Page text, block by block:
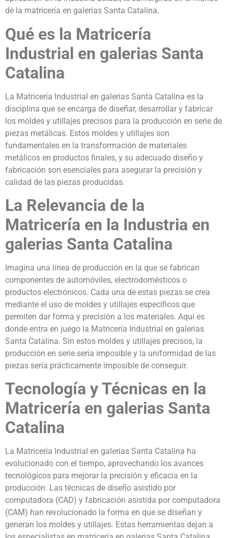
de la matricería en galerias Santa Catalina.
Qué es la Matricería
Industrial en galerias Santa
Catalina
La Matricería Industrial en galerias Santa Catalina es la
disciplina que se encarga de diseñar, desarrollar y fabricar
los moldes y utillajes precisos para la producción en serie de
piezas metálicas. Estos moldes y utillajes son
fundamentales en la transformación de materiales
metálicos en productos finales, y su adecuado diseño y
fabricación son esenciales para asegurar la precisión y
calidad de las piezas producidas.
La Relevancia de la
Matricería en la Industria en
galerias Santa Catalina
Imagina una línea de producción en la que se fabrican
componentes de automóviles, electrodomésticos o
productos electrónicos. Cada una de estas piezas se crea
mediante el uso de moldes y utillajes específicos que
permiten dar forma y precisión a los materiales. Aquí es
donde entra en juego la Matricería Industrial en galerias
Santa Catalina. Sin estos moldes y utillajes precisos, la
producción en serie sería imposible y la uniformidad de las
piezas sería prácticamente imposible de conseguir.
Tecnología y Técnicas en la
Matricería en galerias Santa
Catalina
La Matricería Industrial en galerias Santa Catalina ha
evolucionado con el tiempo, aprovechando los avances
tecnológicos para mejorar la precisión y eficacia en la
producción. Las técnicas de diseño asistido por
computadora (CAD) y fabricación asistida por computadora
(CAM) han revolucionado la forma en que se diseñan y
generan los moldes y utillajes. Estas herramientas dejan a